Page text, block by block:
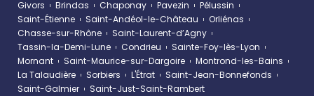
Givors
Brindas Chaponay Pavezin
Pélussin
Saint-Étienne
Saint-Andéol-le-Château
Orliénas
Chasse-sur-Rhône
Saint-Laurent-d’Agny
Tassin-la-Demi-Lune
Condrieu
Sainte-Foy-lès-Lyon
Mornant
Saint-Maurice-sur-Dargoire
Montrond-les-Bains
La Talaudière
Sorbiers L'Étrat
Saint-Jean-Bonnefonds
Saint-Galmier
Saint-Just-Saint-Rambert